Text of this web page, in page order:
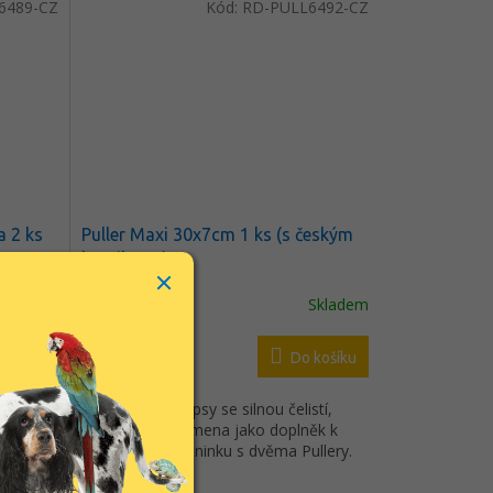
2 ks
CZ
Puller Maxi 30x7cm 1 ks (s českým
Skladem
538 Kč Do košíku
Puller Maxi pro psy se silnou čelistí,
velká a obří plemena jako doplněk k
intenzivnímu tréninku s dvěma Pullery.
Kód: RD-PULL6492-CZ